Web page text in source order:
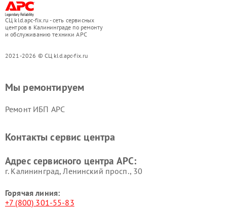
СЦ kld.apc-fix.ru - сеть сервисных
центров в Калининграде по ремонту
и обслуживанию техники APC
2021-2026 © СЦ kld.apc-fix.ru
Мы ремонтируем
Ремонт ИБП APC
Контакты сервис центра
Адрес сервисного центра APC:
г. Калининград, Ленинский просп., 30
Горячая линия:
+7 (800) 301-55-83